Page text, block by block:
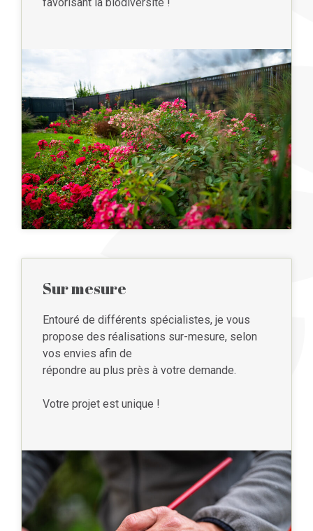
Sur mesure
Entouré de différents spécialistes, je vous
propose des réalisations sur-mesure, selon
vos envies afin de
répondre au plus près à votre demande.
Votre projet est unique !